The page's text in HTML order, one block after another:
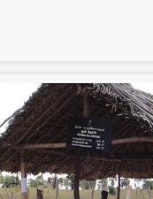
石巻市街地在宅被災者
復興応援隊の活動
仮設住宅生活支援・農業